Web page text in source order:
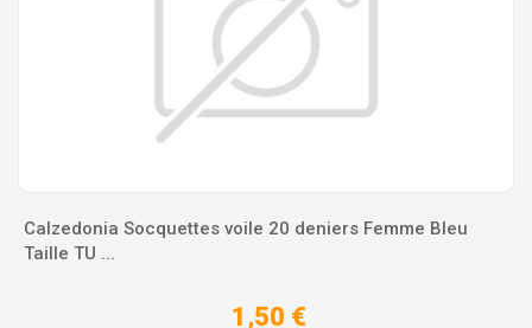
Calzedonia Socquettes voile 20 deniers Femme Bleu
Taille TU ...
1,50 €